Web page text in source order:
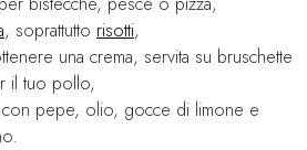
, soprattutto risotti,
una crema, servita su bruschette
il tuo pollo,
pepe, olio, gocce di limone e